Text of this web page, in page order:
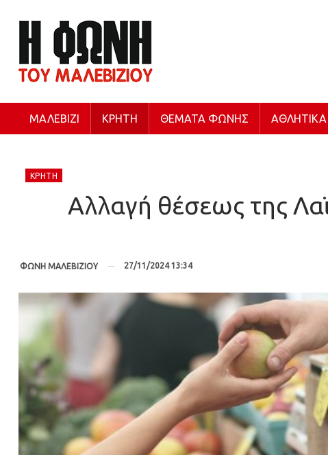
ΜΑΛΕΒΊΖΙ ΚΡΉΤΗ ΘΈΜΑΤΑ ΦΩΝΉΣ ΑΘΛΗΤΙΚΆ
ΚΡΉΤΗ
Αλλαγή θέσεως της
ΦΩΝΗ ΜΑΛΕΒΙΖΙΟΥ 27/11/2024 13:34